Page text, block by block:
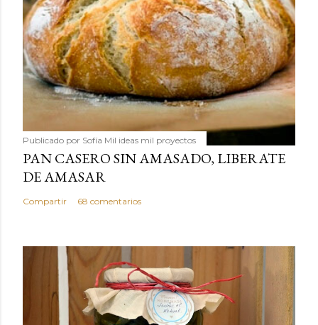
Publicado por Sofía Mil ideas mil proyectos
PAN CASERO SIN AMASADO, LIBERATE
DE AMASAR
Compartir 68 comentarios